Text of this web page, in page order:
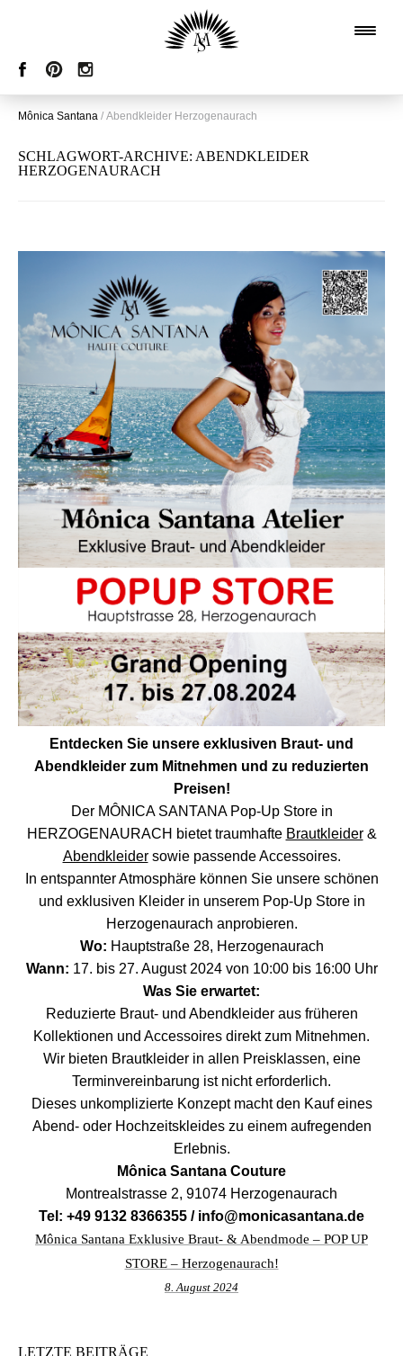
Mônica Santana / Abendkleider Herzogenaurach
SCHLAGWORT-ARCHIVE: ABENDKLEIDER
HERZOGENAURACH
Entdecken Sie unsere exklusiven Braut- und
Abendkleider zum Mitnehmen und zu reduzierten
Preisen!
Der MÔNICA SANTANA Pop-Up Store in
HERZOGENAURACH bietet traumhafte Brautkleider&
Abendkleidersowie passende Accessoires.
In entspannter Atmosphäre können Sie unsere schönen
und exklusiven Kleider in unserem Pop-Up Store in
Herzogenaurach anprobieren.
Wo: Hauptstraße 28, Herzogenaurach
Wann: 17. bis 27. August 2024 von 10:00 bis 16:00 Uhr
Was Sie erwartet:
Reduzierte Braut- und Abendkleider aus früheren
Kollektionen und Accessoires direkt zum Mitnehmen.
Wir bieten Brautkleider in allen Preisklassen, eine
Terminvereinbarung ist nicht erforderlich.
Dieses unkomplizierte Konzept macht den Kauf eines
Abend- oder Hochzeitskleides zu einem aufregenden
Erlebnis.
Mônica Santana Couture
Montrealstrasse 2, 91074 Herzogenaurach
Tel: +49 9132 8366355 / info@monicasantana.de
Mônica Santana Exklusive Braut- & Abendmode – POP UP
STORE – Herzogenaurach!
8. August 2024
LETZTE BEITRÄGE